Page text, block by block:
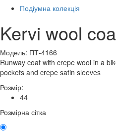
Подіумна колекція
Kervi wool
Модель: ПТ-4166
Runway coat with crepe wool in a
pockets and crepe satin sleeves
Розмір:
44
Розмірна сітка